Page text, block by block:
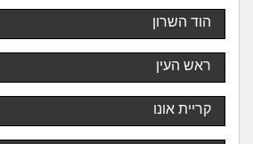
הוד השרון
ראש העין
קריית אונו